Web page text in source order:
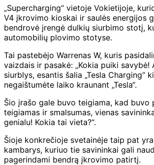
„Supercharging“ vietoje Vokietijoje,
V4 įkrovimo kioskai ir saulės energijos
bendrovė įrengė dulkių siurbimo stotį,
automobilių plovimo stotyse.
Tai pastebėjo Warrenas W, kuris
vaizdais ir pasakė: „Kokia puiki savybė!
siurblys, esantis šalia „Tesla Charging“
negaištumėte laiko kraunant „Tesla“.
Šio įrašo gale buvo teigiama, kad buvo
teigiamas ir smalsumas, vienas
genialu! Kokia tai vieta?“.
Šioje konkrečioje svetainėje taip pat
kambarys, kuriuo tie savininkai gali
pagerindami bendrą įkrovimo patirtį.